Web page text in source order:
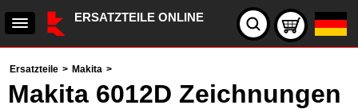
ERSATZTEILE ONLINE
Ersatzteile > Makita >
Makita 6012D Zeichnungen